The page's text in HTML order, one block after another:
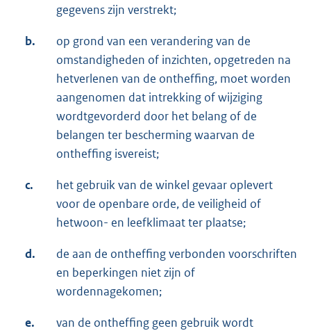
gegevens zijn verstrekt;
b.
op grond van een verandering van de
omstandigheden of inzichten, opgetreden na
hetverlenen van de ontheffing, moet worden
aangenomen dat intrekking of wijziging
wordtgevorderd door het belang of de
belangen ter bescherming waarvan de
ontheffing isvereist;
c.
het gebruik van de winkel gevaar oplevert
voor de openbare orde, de veiligheid of
hetwoon- en leefklimaat ter plaatse;
d.
de aan de ontheffing verbonden voorschriften
en beperkingen niet zijn of
wordennagekomen;
e.
van de ontheffing geen gebruik wordt